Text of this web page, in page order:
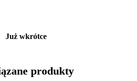
Już wkrótce
produkty